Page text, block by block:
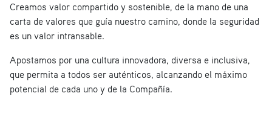
Creamos valor compartido y sostenible, de la mano de una
carta de valores que guía nuestro camino, donde la seguridad
es un valor intransable.
Apostamos por una cultura innovadora, diversa e inclusiva,
que permita a todos ser auténticos, alcanzando el máximo
potencial de cada uno y de la Compañía.